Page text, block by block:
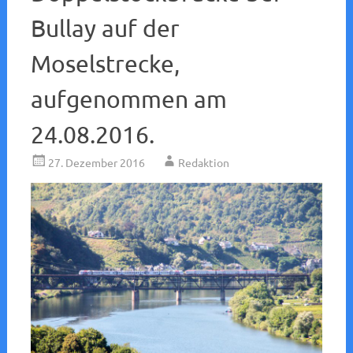
Bullay auf der
Moselstrecke,
aufgenommen am
24.08.2016.
27. Dezember 2016 Redaktion